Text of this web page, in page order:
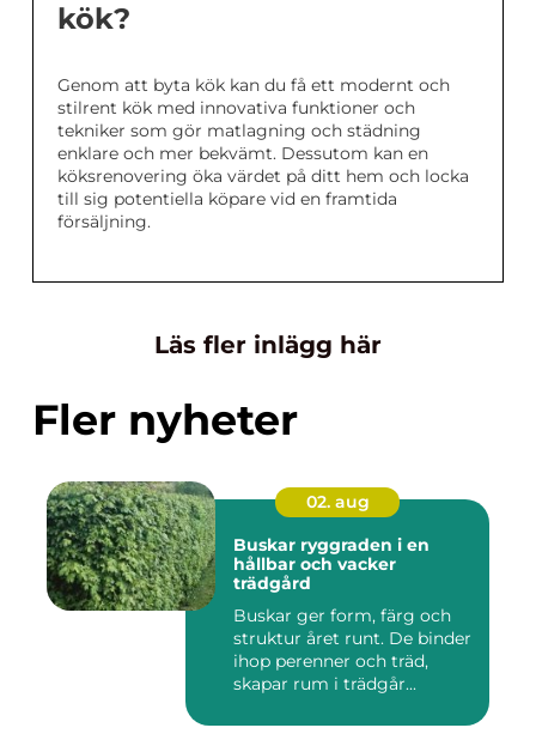
kök?
Genom att byta kök kan du få ett modernt och
stilrent kök med innovativa funktioner och
tekniker som gör matlagning och städning
enklare och mer bekvämt. Dessutom kan en
köksrenovering öka värdet på ditt hem och locka
till sig potentiella köpare vid en framtida
försäljning.
Läs fler inlägg här
Fler nyheter
02. aug
Buskar ryggraden i en
hållbar och vacker
trädgård
Buskar ger form, färg och
struktur året runt. De binder
ihop perenner och träd,
skapar rum i trädgår...